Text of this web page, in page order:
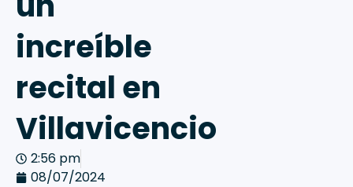
increíble
recital en
Villavicencio
2:56 pm
08/07/2024